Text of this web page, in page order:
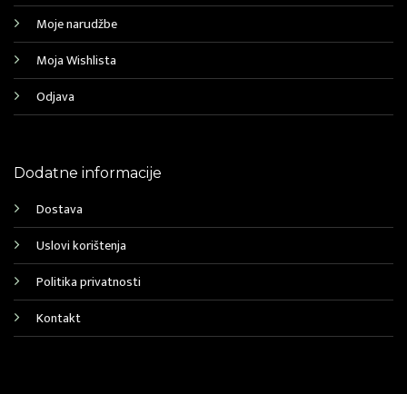
Moje narudžbe
Moja Wishlista
Odjava
Dodatne informacije
Dostava
Uslovi korištenja
Politika privatnosti
Kontakt